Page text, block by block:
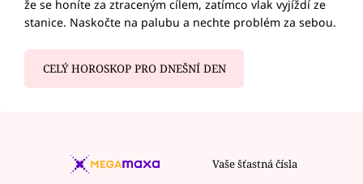
že se honíte za ztraceným cílem, zatímco vlak vyjíždí ze
stanice. Naskočte na palubu a nechte problém za sebou.
CELÝ HOROSKOP PRO DNEŠNÍ DEN
Vaše šťastná čísla